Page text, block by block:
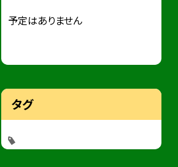
予定はありません
タグ